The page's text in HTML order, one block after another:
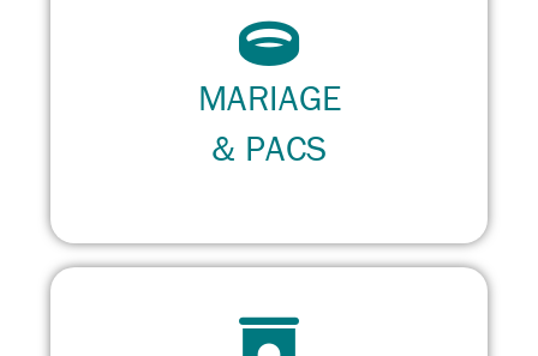
MARIAGE
& PACS